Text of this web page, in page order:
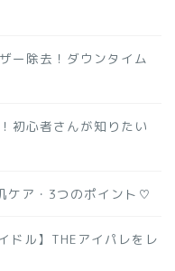
ー除去！ダウンタイム
初心者さんが知りたい
ケア・3つのポイント♡
ドル】THEアイパレをレ